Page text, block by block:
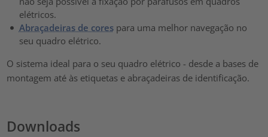
elétricos.
Abraçadeiras de corespara uma melhor navegação no
seu quadro elétrico.
O sistema ideal para o seu quadro elétrico - desde a bases de
montagem até às etiquetas e abraçadeiras de identificação.
Downloads